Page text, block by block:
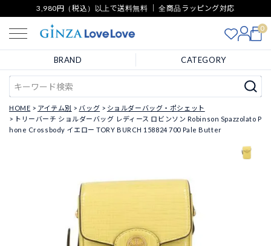
3,980円（税込）以上で送料無料 ｜ 全商品ラッピング対応
0
BRAND CATEGORY
HOME アイテム別 バッグ
ショルダーバッグ・ポシェット
トリーバーチ ショルダーバッグ レディース ロビンソン Robinson Spazzolato P
hone Crossbody イエロー TORY BURCH 158824 700 Pale Butter